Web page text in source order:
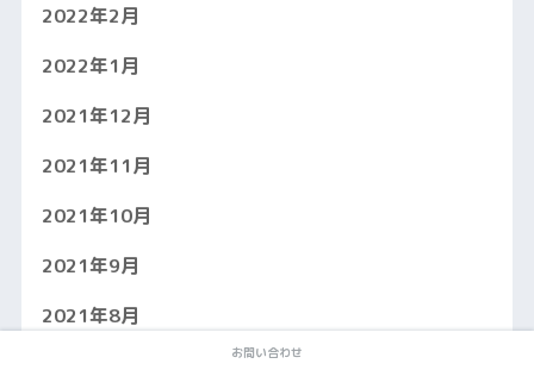
2022年2月
2022年1月
2021年12月
2021年11月
2021年10月
2021年9月
2021年8月
お問い合わせ